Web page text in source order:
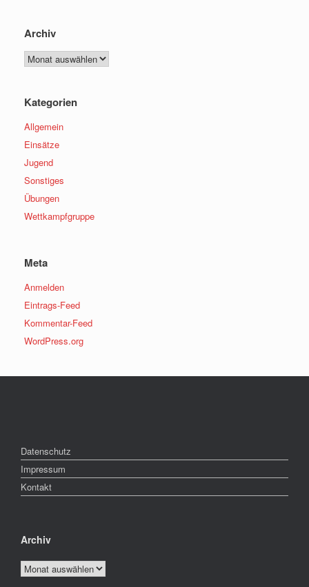
Archiv
Archiv
Kategorien
Allgemein
Einsätze
Jugend
Sonstiges
Übungen
Wettkampfgruppe
Meta
Anmelden
Eintrags-Feed
Kommentar-Feed
WordPress.org
Datenschutz
Impressum
Kontakt
Archiv
Archiv